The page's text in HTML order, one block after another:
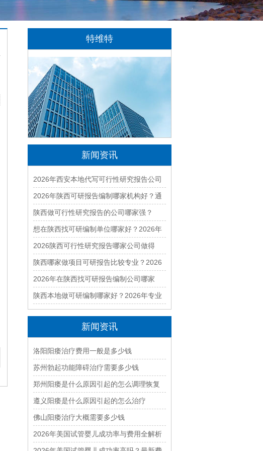
特维特
特维特科技（TecWit Technology）是一
家专注于数字化技术创新与应用的科技企业。
公司致力于为客户提供涵盖人工智能、软件开
发、网站建设、云计算、大数据及数字营销等
领域的综合解决方案...[详情]
新闻资讯
2026年西安本地代写可行性研究报告公司
哪家专业靠谱？正规团队推荐
2026年陕西可研报告编制哪家机构好？通
过率高的本地公司推荐
陕西做可行性研究报告的公司哪家强？
2026年本地专业团队精选
想在陕西找可研编制单位哪家好？2026年
高质量报告机构推荐
2026陕西可行性研究报告哪家公司做得
好？本地实力机构排名
陕西哪家做项目可研报告比较专业？2026
年靠谱编制单位推荐
2026年在陕西找可研报告编制公司哪家
好？高通过率机构盘点
陕西本地做可研编制哪家好？2026年专业
可行性研究机构精选
新闻资讯
洛阳阳痿治疗费用一般是多少钱
苏州勃起功能障碍治疗需要多少钱
郑州阳痿是什么原因引起的怎么调理恢复
遵义阳痿是什么原因引起的怎么治疗
佛山阳痿治疗大概需要多少钱
2026年美国试管婴儿成功率与费用全解析